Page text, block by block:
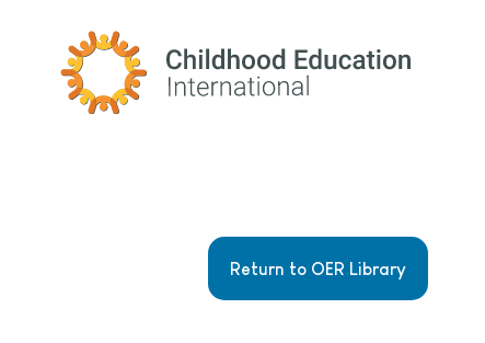
Childhood Education International
Return to OER Library